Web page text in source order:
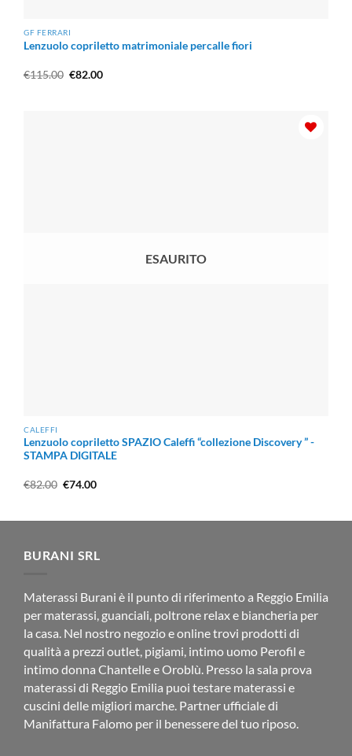
GF FERRARI
Lenzuolo copriletto matrimoniale percalle fiori
€115.00 Il
€82.00Il
ESAURITO
CALEFFI
Lenzuolo copriletto SPAZIO Caleffi “collezione Discovery ” -
STAMPA DIGITALE
€82.00 Il
€82.00.
€74.00Il
€74.00.
BURANI SRL
Materassi Burani è il punto di riferimento a Reggio Emilia
per materassi, guanciali, poltrone relax e biancheria per
la casa. Nel nostro negozio e online trovi prodotti di
qualità a prezzi outlet, pigiami, intimo uomo Perofil e
intimo donna Chantelle e Oroblù. Presso la sala prova
materassi di Reggio Emilia puoi testare materassi e
cuscini delle migliori marche. Partner ufficiale di
Manifattura Falomo per il benessere del tuo riposo.